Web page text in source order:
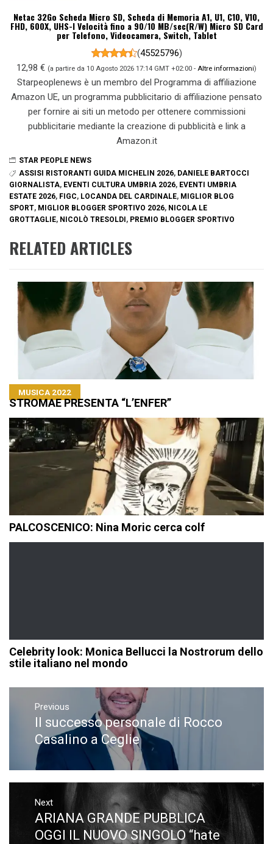
Netac 32Go Scheda Micro SD, Scheda di Memoria A1, U1, C10, V10,
FHD, 600X, UHS-I Velocità fino a 90/10 MB/sec(R/W) Micro SD Card
per Telefono, Videocamera, Switch, Tablet
(45525796)
12,98 € (a partire da 10 Agosto 2026 17:14 GMT +02:00 - Altre informazioni)
Starpeoplenews è un membro del Programma di affiliazione
Amazon UE, un programma pubblicitario di affiliazione pensato
per fornire ai siti un metodo per ottenere commissioni
pubblicitarie mediante la creazione di pubblicità e link a
Amazon.it
STAR PEOPLE NEWS
ASSISI RISTORANTI GUIDA MICHELIN 2026, DANIELE BARTOCCI
GIORNALISTA, EVENTI CULTURA UMBRIA 2026, EVENTI UMBRIA
ESTATE 2026, FIGC, LOCANDA DEL CARDINALE, MIGLIOR BLOG
SPORT, MIGLIOR BLOGGER SPORTIVO 2026, NICOLA LE
GROTTAGLIE, NICOLÒ TRESOLDI , PREMIO BLOGGER SPORTIVO
RELATED ARTICLES
MUSICA 2022
STROMAE PRESENTA “L’ENFER”
PALCOSCENICO: Nina Moric cerca colf
Celebrity look: Monica Bellucci la Nostrorum dello
stile italiano nel mondo
Navigazione
articoli
Previous
Previous
post:
Il successo personale di Rocco
Casalino a Ceglie
Next
Next
post:
ARIANA GRANDE PUBBLICA
OGGI IL NUOVO SINGOLO “hate